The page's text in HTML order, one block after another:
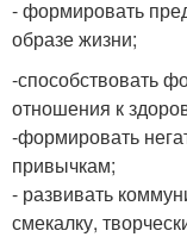
- формировать
образе жизни;
-способствовать
отношения к
-формировать
привычкам;
- развивать
смекалку,